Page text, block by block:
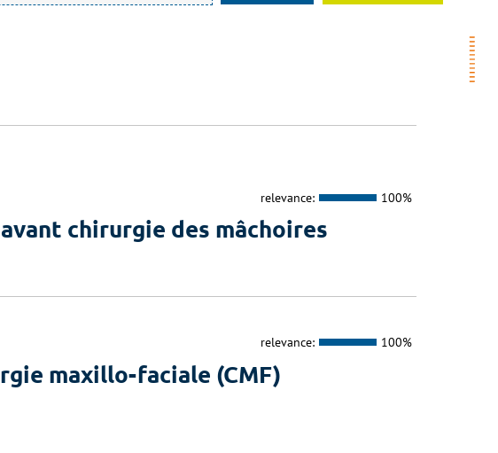
relevance: 100%
chirurgie des mâchoires
relevance: 100%
maxillo-faciale (CMF)